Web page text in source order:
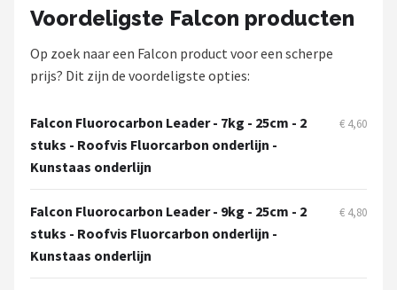
Rapala
PB Products
Fox Rage
Rozemeijer
Gamakatsu
Mikado
Voordeligste Falcon producten
Op zoek naar een Falcon product voor een scherpe
prijs? Dit zijn de voordeligste opties:
Falcon Fluorocarbon Leader - 7kg - 25cm - 2
stuks - Roofvis Fluorcarbon onderlijn -
Kunstaas onderlijn
€ 4,60
Falcon Fluorocarbon Leader - 9kg - 25cm - 2
stuks - Roofvis Fluorcarbon onderlijn -
Kunstaas onderlijn
€ 4,80